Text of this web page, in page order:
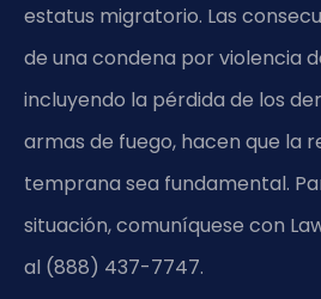
estatus migratorio. Las
de una condena por violencia
incluyendo la pérdida de los
armas de fuego, hacen que la
temprana sea fundamental.
situación, comuníquese con
al (888) 437-7747.